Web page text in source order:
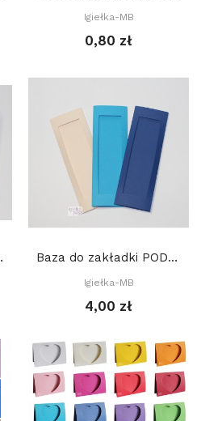
Igiełka-MB
0,80 zł
DMC Baza do zakładki PODWÓJNA (7 x 21 cm) z prostym...
Igiełka-MB
4,00 zł